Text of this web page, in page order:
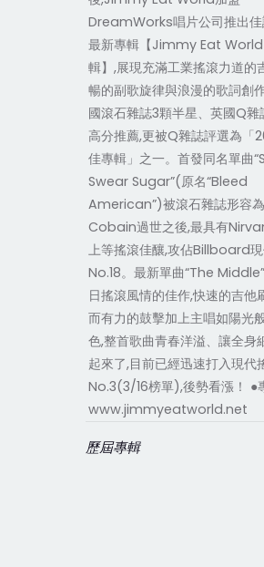
DreamWorks唱片公司推出佳
最新專輯【Jimmy Eat
輯】,展現充滿工業搖滾力道的
暢的副歌旋律與浪漫的歌詞創
國滾石雜誌3顆半星、英國Q
高分推薦,更被Q雜誌評選為「
佳專輯」之一。首發同名單曲
Swear Sugar”(原名“Bleed
American”)被滾石雜誌形容
Cobain過世之後,最具有
上等搖滾佳釀,攻佔Billboard
No.18。最新單曲“The
日搖滾風情的佳作,快速的吉他
而有力的鼓擊加上主唱如陽光
色,整首歌曲青春洋溢、讓全身
起來了,目前已經迅速打入現代
No.3(3/16榜單),後勢看漲！ ●
www.jimmyeatworld.net
歷屆專輯